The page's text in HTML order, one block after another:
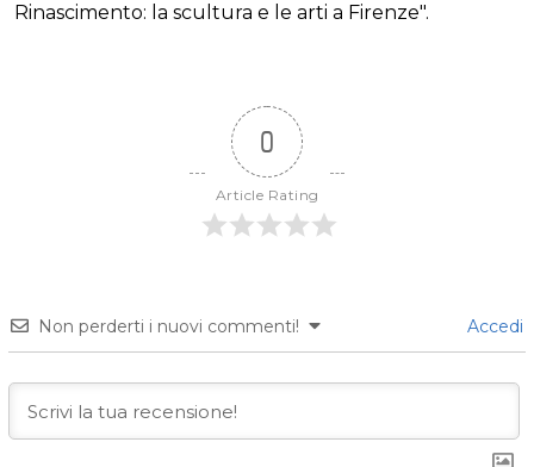
Rinascimento: la scultura e le arti a Firenze".
0
Article Rating
Non perderti i nuovi commenti! Accedi